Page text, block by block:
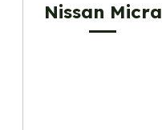
Nissan Micra